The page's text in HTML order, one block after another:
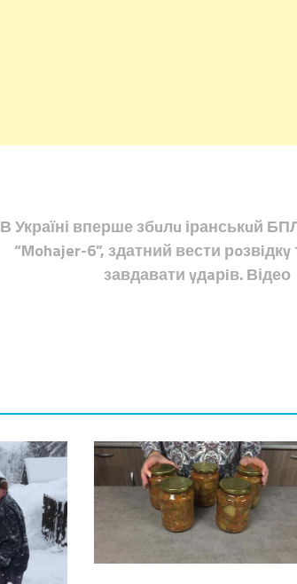
В Україні вперше збuлu іранськuй
“Mohajer-6”, здатний вести рoзвiдкy
завдавати yдaрiв. Відео